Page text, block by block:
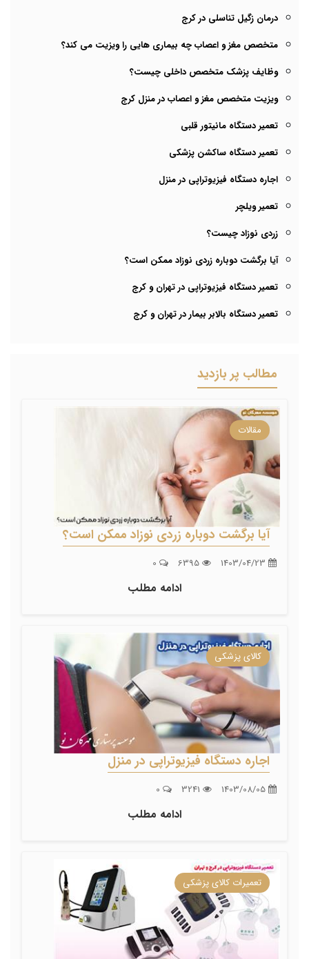
درمان زگیل تناسلی در کرج
متخصص مغز و اعصاب چه بیماری هایی را ویزیت می کند؟
وظایف پزشک متخصص داخلی چیست؟
ویزیت متخصص مغز و اعصاب در منزل کرج
تعمیر دستگاه مانیتور قلبی
تعمیر دستگاه ساکشن پزشکی
اجاره دستگاه فیزیوتراپی در منزل
تعمیر ویلچر
زردی نوزاد چیست؟
آیا برگشت دوباره زردی نوزاد ممکن است؟
تعمیر دستگاه فیزیوتراپی در تهران و کرج
تعمیر دستگاه بالابر بیمار در تهران و کرج
مطالب پر بازدید
مقالات
آیا برگشت دوباره زردی نوزاد ممکن است؟
ادامه مطلب
کالای پزشکی
اجاره دستگاه فیزیوتراپی در منزل
ادامه مطلب
تعمیرات کالای پزشکی